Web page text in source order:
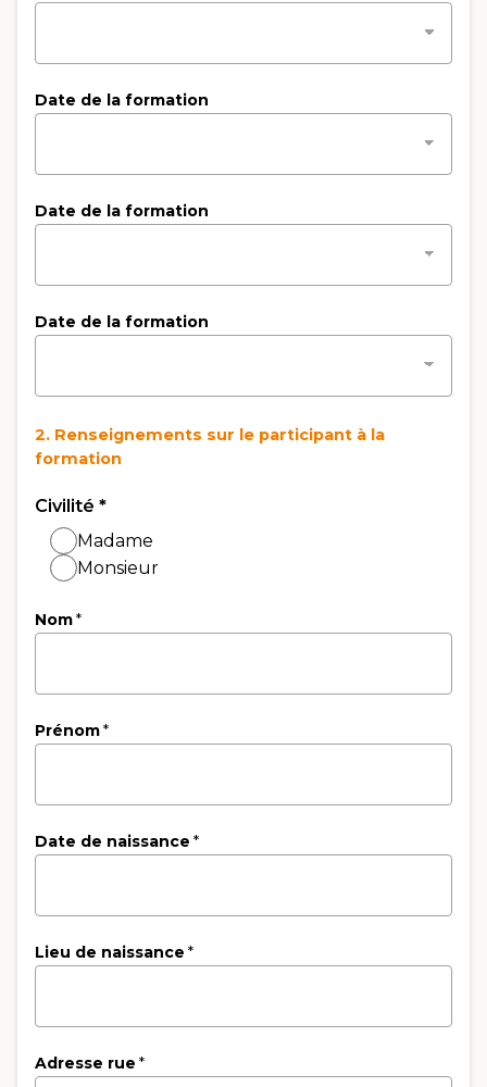
Date de la formation
Date de la formation
Date de la formation
2. Renseignements sur le participant à la
formation
Civilité *
Madame
Monsieur
Nom*
Prénom*
Date de naissance *
Lieu de naissance *
Adresse rue *